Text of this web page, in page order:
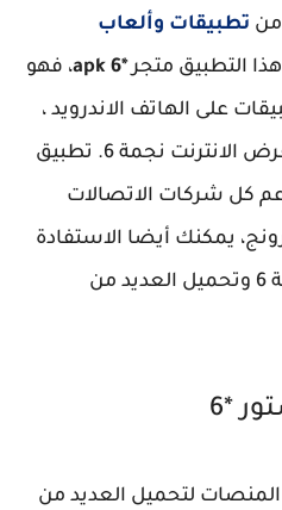
من تطبيقات وألعاب
*6 apk
، فهو
على الهاتف الاندرويد ،
فقط يمكنك استعماله بعرض الانترنت نجمة 6. تطبيق
بلاي ستور نجمة 6 يدعم كل شركات الاتصالات
يمكنك أيضا الاستفادة
من هذه التطبيق متجر نجمة 6 وتحميل العديد من
*6
لتحميل العديد من